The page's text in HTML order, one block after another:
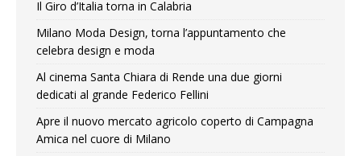
Il Giro d’Italia torna in Calabria
Milano Moda Design, torna l’appuntamento che
celebra design e moda
Al cinema Santa Chiara di Rende una due giorni
dedicati al grande Federico Fellini
Apre il nuovo mercato agricolo coperto di Campagna
Amica nel cuore di Milano